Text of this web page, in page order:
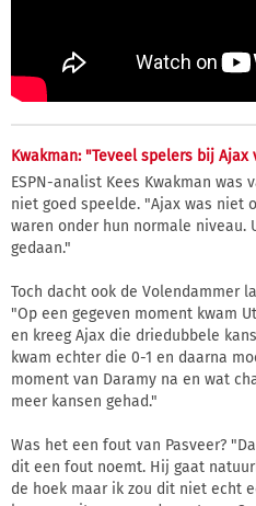
Kwakman: "Teveel spelers bij
ESPN-analist Kees Kwakman was
niet goed speelde. "Ajax was niet
waren onder hun normale niveau.
gedaan."
Toch dacht ook de Volendammer
"Op een gegeven moment kwam
en kreeg Ajax die driedubbele
kwam echter die 0-1 en daarna
moment van Daramy na en wat
meer kansen gehad."
Was het een fout van Pasveer?
dit een fout noemt. Hij gaat
de hoek maar ik zou dit niet echt